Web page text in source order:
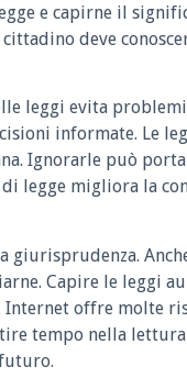
e capirne il
deve
leggi evita
informate. Le
Ignorarle può
legge migliora la
giurisprudenza.
Capire le leggi
Internet offre molte
tempo nella